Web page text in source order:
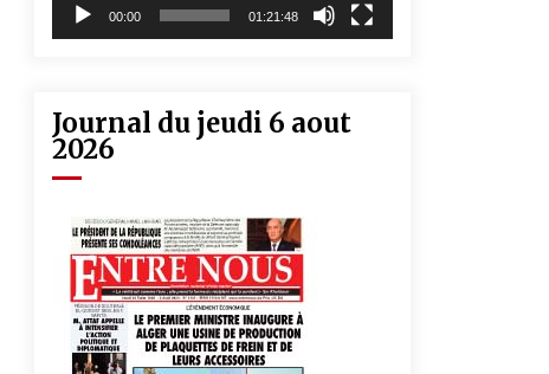
00:00 01:21:48
Journal du jeudi 6 aout
2026